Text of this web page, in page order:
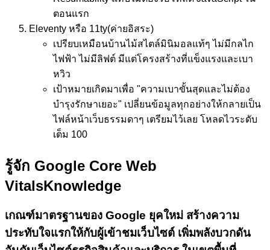
ตอนแรก
Eleventy หรือ 11ty(ค่ายอิสระ)
เปรียบเหมือนบ้านไม้สไตล์มินิมอลแท้ๆ ไม่มีกลไก
ไฟฟ้า ไม่มีลิฟต์ มีแต่โครงสร้างที่แข็งแรงและเบา
หวิว
เป้าหมายเกิดมาเพื่อ "ความเบาขั้นสุดและไม่ต้อง
บำรุงรักษาเยอะ" เปลี่ยนข้อมูลทุกอย่างให้กลายเป็น
ไฟล์หน้าเว็บธรรมดาๆ เตรียมไว้เลย โหลดไวระดับ
เต็ม 100
รู้จัก Google Core Web
VitalsKnowledge
เกณฑ์มาตรฐานของ Google ยุคใหม่ สร้างความ
ประทับใจแรกให้กับผู้เข้าชมเว็บไซต์ เพิ่มพลังบวกดัน